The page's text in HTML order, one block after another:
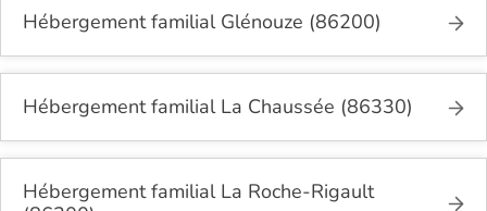
Hébergement familial Glénouze (86200)
Hébergement familial La Chaussée (86330)
Hébergement familial La Roche-Rigault